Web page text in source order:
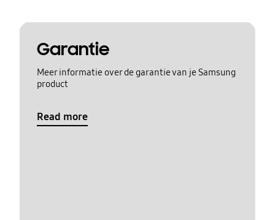
Garantie
Meer informatie over de garantie van je Samsung
product
Read more